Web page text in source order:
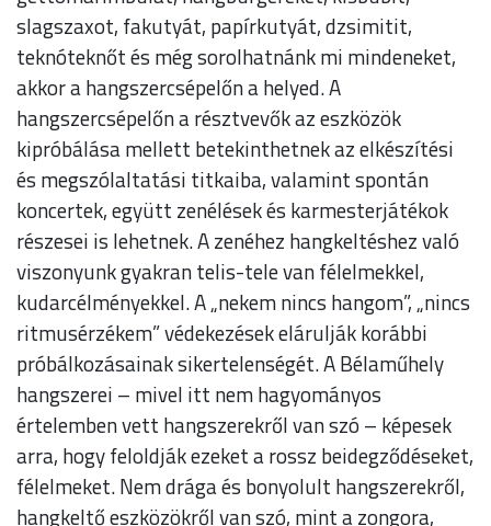
slagszaxot, fakutyát, papírkutyát, dzsimitit,
teknóteknőt és még sorolhatnánk mi mindeneket,
akkor a hangszercsépelőn a helyed. A
hangszercsépelőn a résztvevők az eszközök
kipróbálása mellett betekinthetnek az elkészítési
és megszólaltatási titkaiba, valamint spontán
koncertek, együtt zenélések és karmesterjátékok
részesei is lehetnek. A zenéhez hangkeltéshez való
viszonyunk gyakran telis-tele van félelmekkel,
kudarcélményekkel. A „nekem nincs hangom”, „nincs
ritmusérzékem” védekezések elárulják korábbi
próbálkozásainak sikertelenségét. A Bélaműhely
hangszerei – mivel itt nem hagyományos
értelemben vett hangszerekről van szó – képesek
arra, hogy feloldják ezeket a rossz beidegződéseket,
félelmeket. Nem drága és bonyolult hangszerekről,
hangkeltő eszközökről van szó, mint a zongora,